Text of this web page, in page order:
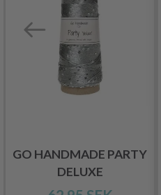
GO HANDMADE PARTY
DELUXE